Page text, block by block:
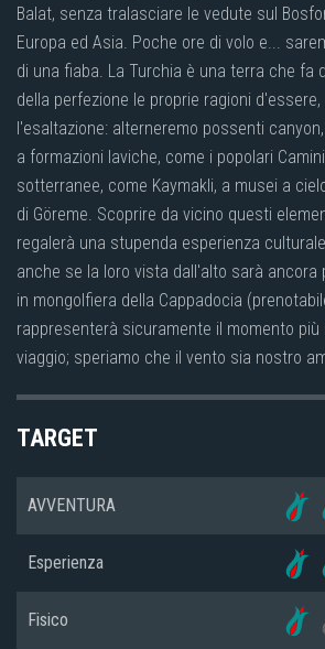
Balat, senza tralasciare le vedute sul
Europa ed Asia. Poche ore di volo e...
di una fiaba. La Turchia è una terra che fa
della perfezione le proprie ragioni
l'esaltazione: alterneremo possenti
a formazioni laviche, come i popolari
sotterranee, come Kaymakli, a musei a
di Göreme. Scoprire da vicino questi
regalerà una stupenda esperienza
anche se la loro vista dall'alto sarà ancora
in mongolfiera della Cappadocia
rappresenterà sicuramente il momento più
viaggio; speriamo che il vento sia nostro
TARGET
AVVENTURA
Esperienza
Fisico